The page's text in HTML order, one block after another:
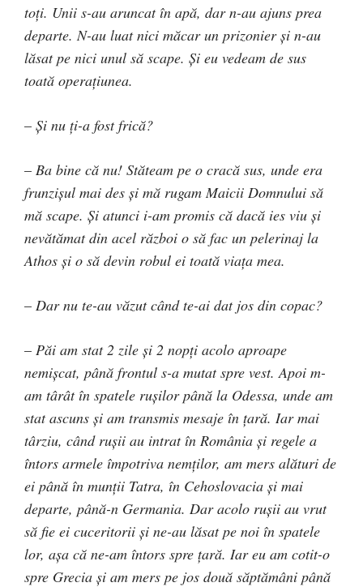
toţi. Unii s-au aruncat în apă, dar n-au ajuns prea
departe. N-au luat nici măcar un prizonier şi n-au
lăsat pe nici unul să scape. Şi eu vedeam de sus
toată operaţiunea.
– Şi nu ţi-a fost frică?
– Ba bine că nu! Stăteam pe o cracă sus, unde era
frunzişul mai des şi mă rugam Maicii Domnului să
mă scape. Şi atunci i-am promis că dacă ies viu şi
nevătămat din acel război o să fac un pelerinaj la
Athos şi o să devin robul ei toată viaţa mea.
– Dar nu te-au văzut când te-ai dat jos din copac?
– Păi am stat 2 zile şi 2 nopţi acolo aproape
nemişcat, până frontul s-a mutat spre vest. Apoi m-
am târât în spatele ruşilor până la Odessa, unde am
stat ascuns şi am transmis mesaje în ţară. Iar mai
târziu, când ruşii au intrat în România şi regele a
întors armele împotriva nemţilor, am mers alături de
ei până în munţii Tatra, în Cehoslovacia şi mai
departe, până-n Germania. Dar acolo ruşii au vrut
să fie ei cuceritorii şi ne-au lăsat pe noi în spatele
lor, aşa că ne-am întors spre ţară. Iar eu am cotit-o
spre Grecia şi am mers pe jos două săptămâni până